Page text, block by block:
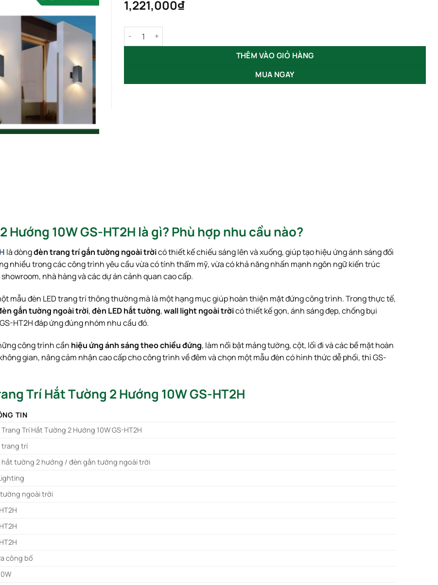
1,221,000₫
Đèn Trang Trí Hắt Tường 2 Hướng 2*10W GS-HT2H số lượng
THÊM VÀO GIỎ HÀNG
MUA NGAY
10W GS-HT2H là gì? Phù hợp nhu cầu nào?
là dòngđèn trang trí gắn tường ngoài trờicó thiết kế chiếu sáng lên và xuống, giúp tạo hiệu ứng ánh sáng đối
nhiều trong các công trình yêu cầu vừa có tính thẩm mỹ, vừa có khả năng nhấn mạnh ngôn ngữ kiến trúc
nhà hàng và các dự án cảnh quan cao cấp.
mẫu đèn LED trang trí thông thường mà là một hạng mục giúp hoàn thiện mặt đứng công trình. Trong thực tế,
gắn tường ngoài trời,đèn LED hắt tường,wall light ngoài trờicó thiết kế gọn, ánh sáng đẹp, chống bụi
HT2H đáp ứng đúng nhóm nhu cầu đó.
công trình cần hiệu ứng ánh sáng theo chiều đứng, làm nổi bật mảng tường, cột, lối đi và các bề mặt hoàn
gian, nâng cảm nhận cao cấp cho công trình về đêm và chọn một mẫu đèn có hình thức dễ phối, thì GS-
Trí Hắt Tường 2 Hướng 10W GS-HT2H
TIN
Trí Hắt Tường 2 Hướng 10W GS-HT2H
trang trí
tường 2 hướng / đèn gắn tường ngoài trời
ngoài trời
công bố